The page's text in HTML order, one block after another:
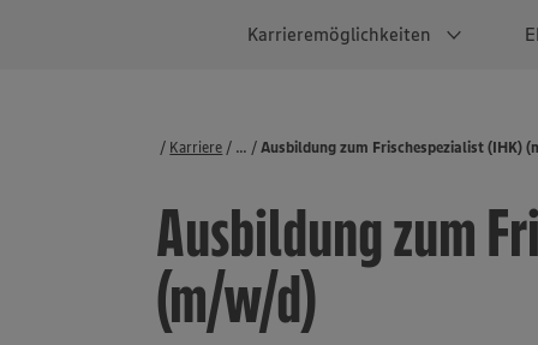
Karrieremöglichkeiten
Schülerpraktikum Abschlussarbeiten
Faires Gehalt
Diversität Lager & Logistik
Karriere Stellenbörse
Ausbildung zum Frischespezialist (IHK)
...
Ausbildung zum
(m/w/d)